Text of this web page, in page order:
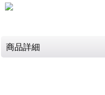
商品詳細